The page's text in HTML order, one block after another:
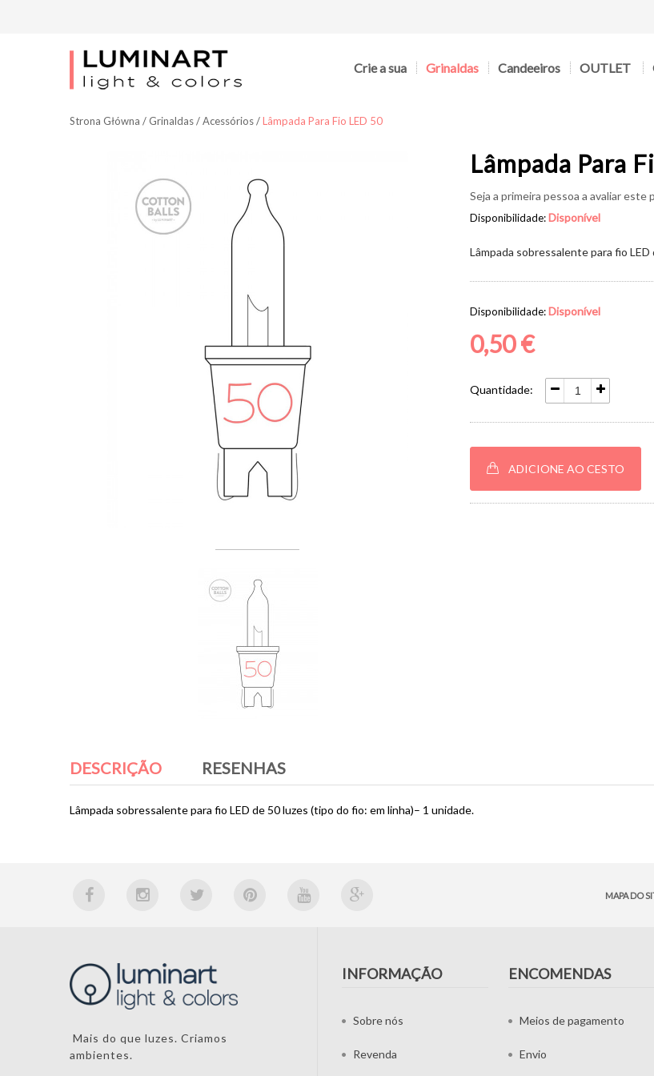
Crie a sua Grinaldas Candeeiros OUTLET
Strona Główna / Grinaldas/Acessórios/Lâmpada Para Fio LED 50
Lâmpada Para
Seja a primeira pessoa a avaliar este
Disponibilidade:Disponível
Lâmpada sobressalente para fio
Disponibilidade:Disponível
0,50 €
Quantidade:
ADICIONE AO CESTO
DESCRIÇÃO RESENHAS
Lâmpada sobressalente para fio LED de 50 luzes (tipo do fio: em linha)– 1 unidade.
MAPA DO
Mais do que luzes. Criamos
ambientes.
INFORMAÇÃO
Sobre nós
Revenda
ENCOMENDAS
Meios de pagamento
Envio